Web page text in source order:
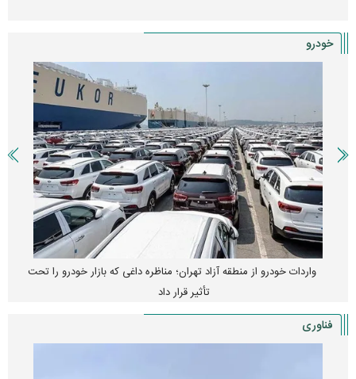
خودرو
واردات خودرو از منطقه آزاد تهران؛ مناظره داغی که بازار خودرو را تحت
تأثیر قرار داد
فناوری